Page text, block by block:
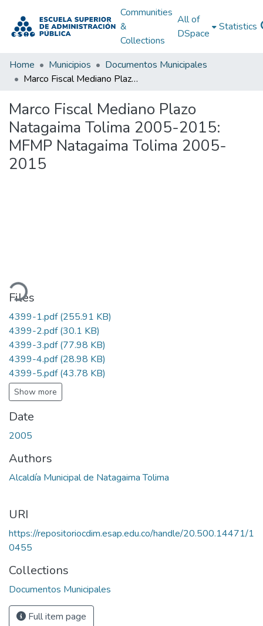
Communities
&
Collections
All of
DSpace
Statistics
Home Municipios
Documentos Municipales
Marco Fiscal Mediano Plazo Natagaima Tolima 2005-2015: MFMP Natagaima Tolima 2005-2015
Marco Fiscal Mediano Plazo
Natagaima Tolima 2005-2015:
MFMP Natagaima Tolima 2005-
2015
Files
4399-1.pdf(255.91 KB)
4399-2.pdf(30.1 KB)
4399-3.pdf(77.98 KB)
4399-4.pdf(28.98 KB)
4399-5.pdf(43.78 KB)
Show more
Date
2005
Authors
Alcaldía Municipal de Natagaima Tolima
URI
https://repositoriocdim.esap.edu.co/handle/20.500.14471/1
0455
Collections
Documentos Municipales
Full item page